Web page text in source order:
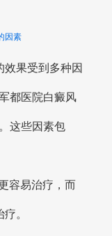
因素
果受到多种因
都医院白癜风
这些因素包
容易治疗，而
。